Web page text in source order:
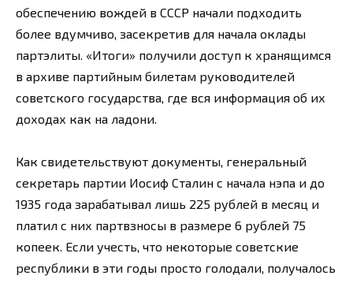
обеспечению вождей в СССР начали подходить
более вдумчиво, засекретив для начала оклады
партэлиты. «Итоги» получили доступ к хранящимся
в архиве партийным билетам руководителей
советского государства, где вся информация об их
доходах как на ладони.
Как свидетельствуют документы, генеральный
секретарь партии Иосиф Сталин с начала нэпа и до
1935 года зарабатывал лишь 225 рублей в месяц и
платил с них партвзносы в размере 6 рублей 75
копеек. Если учесть, что некоторые советские
республики в эти годы просто голодали, получалось